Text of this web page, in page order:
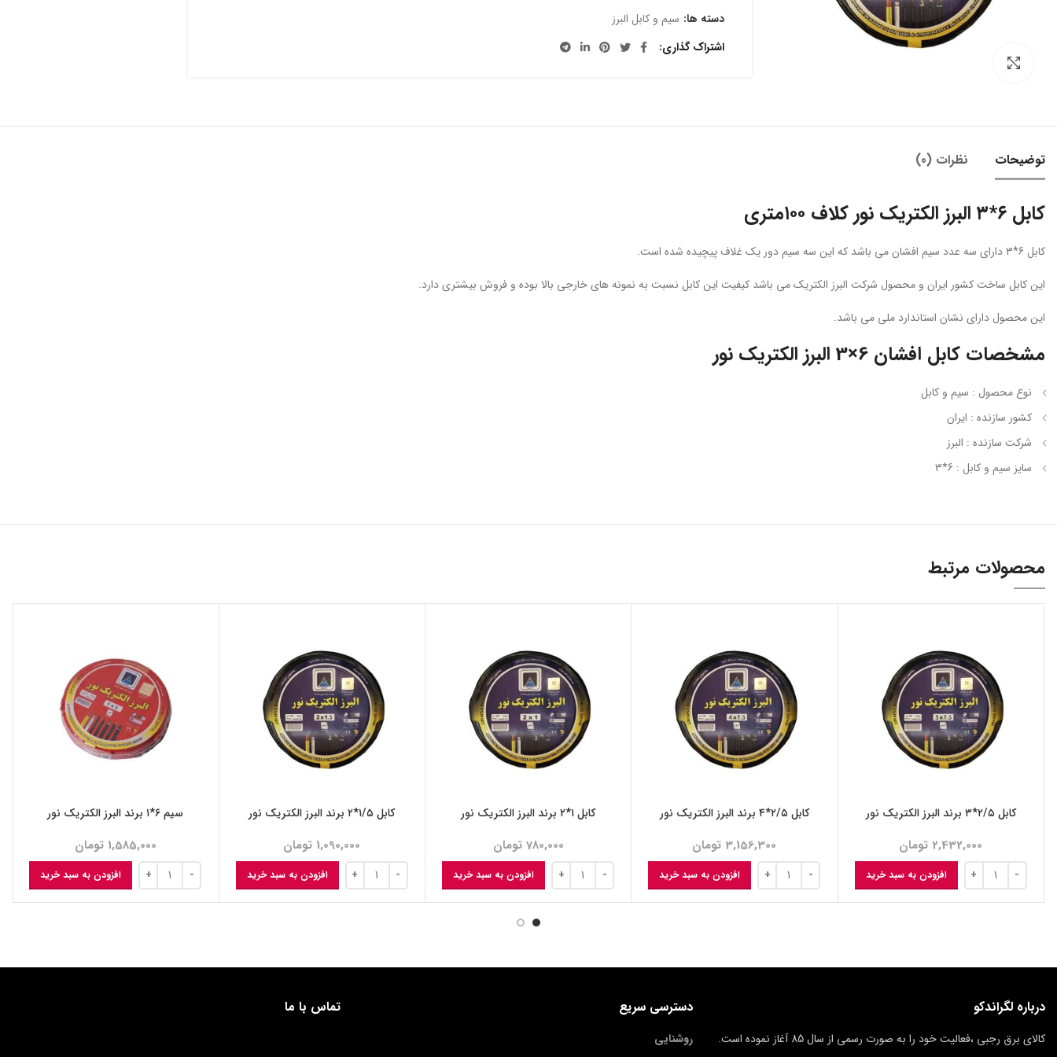
دسته ها: سیم و کابل البرز
اشتراک گذاری
توضیحات نظرات (0)
کابل ۶*۳ البرز الکتریک نور کلاف ۱۰۰متری
کابل 6*3 دارای سه عدد سیم افشان می باشد که این سه سیم دور یک غلاف پیچیده شده است.
این کابل ساخت کشور ایران و محصول شرکت البرز الکتریک می باشد کیفیت این کابل نسبت به نمونه های خارجی بالا بوده و فروش بیشتری دارد.
این محصول دارای نشان استاندارد ملی می باشد.
مشخصات کابل افشان 6×3 البرز الکتریک نور
نوع محصول : سیم و کابل
کشور سازنده : ایران
شرکت سازنده : البرز
سایز سیم و کابل : 6*3
محصولات مرتبط
کابل ۲/۵*۳ برند البرز الکتریک‌ نور
2,432,000 تومان
افزودن به سبد خرید
کابل ۲/۵*۴ برند البرز الکتریک نور
3,156,300 تومان
افزودن به سبد خرید
کابل ۱*۲ برند البرز الکتریک نور
780,000 تومان
افزودن به سبد خرید
کابل ۱/۵*۲ برند البرز الکتریک نور
1,090,000 تومان
افزودن به سبد خرید
سیم ۶*۱ برند البرز الکتریک نور
1,585,000 تومان
افزودن به سبد خرید
درباره لگراندکو
کالای برق رجبی ،فعالیت خود را به صورت رسمی از سال 85 آغاز نموده است.
دسترسی سریع
روشنایی
تماس با ما